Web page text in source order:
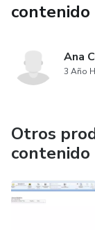
contenido
Ana
3 Año
Otros
contenido